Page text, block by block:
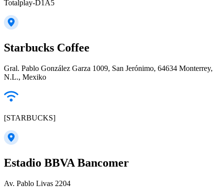
Totalplay-D1A5
Starbucks Coffee
Gral. Pablo González Garza 1009, San Jerónimo, 64634 Monterrey,
N.L., Mexiko
[STARBUCKS]
Estadio BBVA Bancomer
Av. Pablo Livas 2204